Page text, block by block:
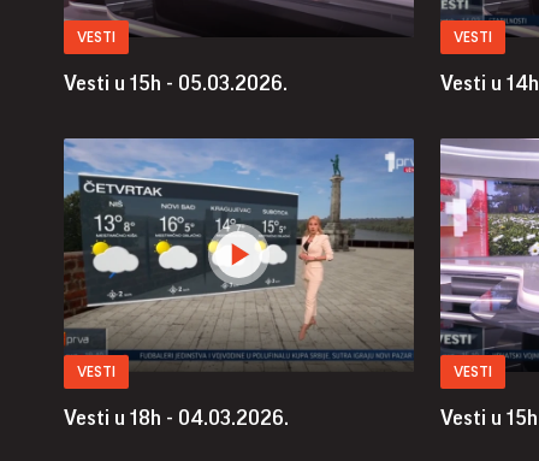
VESTI
Vesti u 15h - 05.03.2026.
VESTI
Vesti u
VESTI
Vesti u 18h - 04.03.2026.
VESTI
Vesti u